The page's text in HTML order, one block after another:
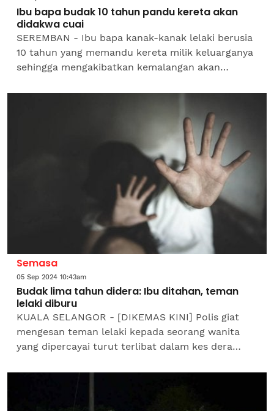
Ibu bapa budak 10 tahun pandu kereta akan
didakwa cuai
SEREMBAN - Ibu bapa kanak-kanak lelaki berusia
10 tahun yang memandu kereta milik keluarganya
sehingga mengakibatkan kemalangan akan
Ketua Polis Daerah...
Semasa
05 Sep 2024 10:43am
Budak lima tahun didera: Ibu ditahan, teman
lelaki diburu
KUALA SELANGOR - [DIKEMAS KINI] Polis giat
mengesan teman lelaki kepada seorang wanita
yang dipercayai turut terlibat dalam kes dera
tahun di Jalan Desiran...